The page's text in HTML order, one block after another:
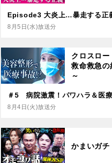
Episode3 大炎上…暴走する正
8月5日(水)放送分
クロスロー
救命救急の
～
＃5 病院激震！パワハラ＆医
8月4日(火)放送分
かまいガチ